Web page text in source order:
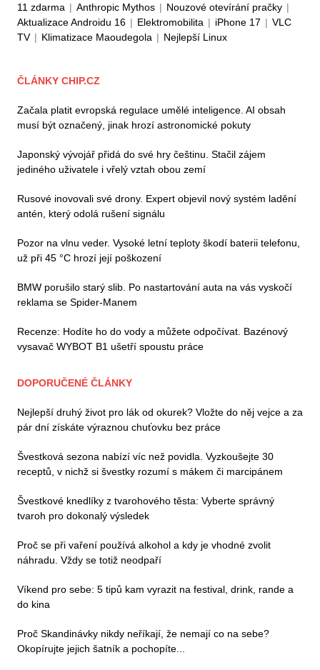
11 zdarma | Anthropic Mythos | Nouzové otevírání pračky |
Aktualizace Androidu 16 | Elektromobilita | iPhone 17 | VLC
TV | Klimatizace Maoudegola | Nejlepší Linux
ČLÁNKY CHIP.CZ
Začala platit evropská regulace umělé inteligence. AI obsah
musí být označený, jinak hrozí astronomické pokuty
Japonský vývojář přidá do své hry češtinu. Stačil zájem
jediného uživatele i vřelý vztah obou zemí
Rusové inovovali své drony. Expert objevil nový systém ladění
antén, který odolá rušení signálu
Pozor na vlnu veder. Vysoké letní teploty škodí baterii telefonu,
už při 45 °C hrozí její poškození
BMW porušilo starý slib. Po nastartování auta na vás vyskočí
reklama se Spider-Manem
Recenze: Hodíte ho do vody a můžete odpočívat. Bazénový
vysavač WYBOT B1 ušetří spoustu práce
DOPORUČENÉ ČLÁNKY
Nejlepší druhý život pro lák od okurek? Vložte do něj vejce a za
pár dní získáte výraznou chuťovku bez práce
Švestková sezona nabízí víc než povidla. Vyzkoušejte 30
receptů, v nichž si švestky rozumí s mákem či marcipánem
Švestkové knedlíky z tvarohového těsta: Vyberte správný
tvaroh pro dokonalý výsledek
Proč se při vaření používá alkohol a kdy je vhodné zvolit
náhradu. Vždy se totiž neodpaří
Víkend pro sebe: 5 tipů kam vyrazit na festival, drink, rande a
do kina
Proč Skandinávky nikdy neříkají, že nemají co na sebe?
Okopírujte jejich šatník a pochopíte...